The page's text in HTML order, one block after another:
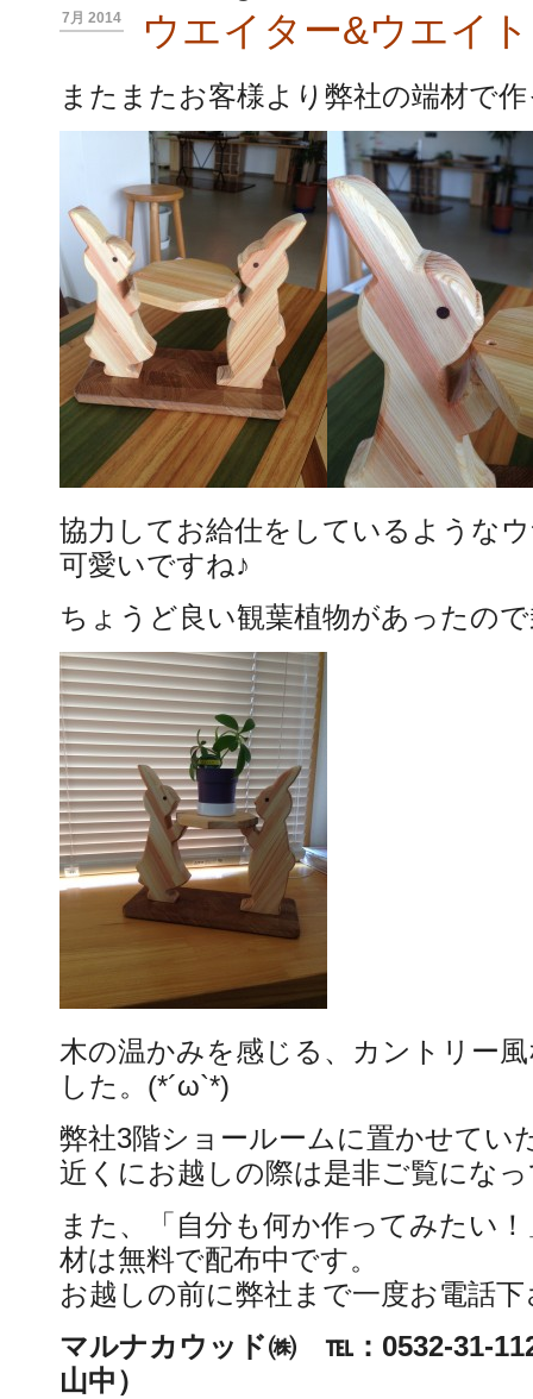
7月 2014 ウエイター&ウエイ
またまたお客様より弊社の端材で
協力してお給仕をしているような
可愛いですね♪
ちょうど良い観葉植物があったの
木の温かみを感じる、カントリー
した。(*´ω`*)
弊社3階ショールームに置かせてい
近くにお越しの際は是非ご覧にな
また、「自分も何か作ってみたい
材は無料で配布中です。
お越しの前に弊社まで一度お電話
マルナカウッド㈱ ℡：0532-31-
山中）